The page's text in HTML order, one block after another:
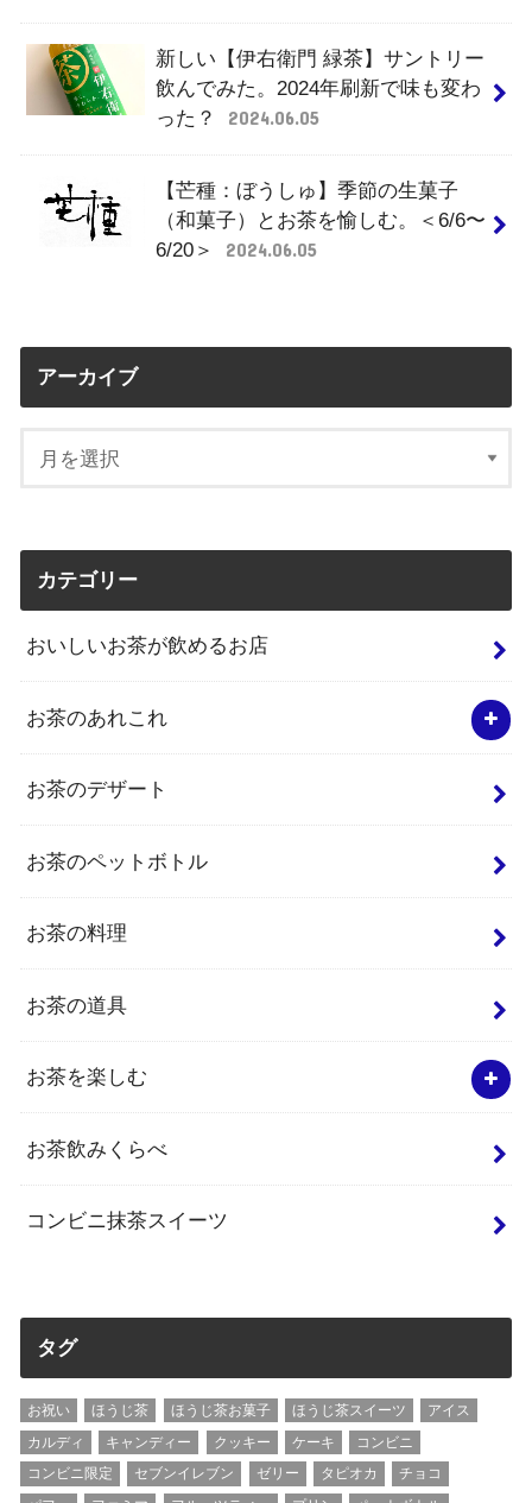
新しい【伊右衛門 緑茶】サントリー
飲んでみた。2024年刷新で味も変わ
った？
2024.06.05
【芒種：ぼうしゅ】季節の生菓子
（和菓子）とお茶を愉しむ。＜6/6〜
6/20＞
2024.06.05
アーカイブ
カテゴリー
おいしいお茶が飲めるお店
お茶のあれこれ
お茶のデザート
お茶のペットボトル
お茶の料理
お茶の道具
お茶を楽しむ
お茶飲みくらべ
コンビニ抹茶スイーツ
タグ
お祝い ほうじ茶 ほうじ茶お菓子 ほうじ茶スイーツ
アイス
カルディ
キャンディー クッキー ケーキ
コンビニ
コンビニ限定
セブンイレブン ゼリー タピオカ
チョコ